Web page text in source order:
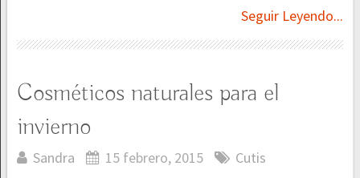
Seguir Leyendo...
Cosméticos naturales para el
invierno
Sandra 15 febrero, 2015
Cutis